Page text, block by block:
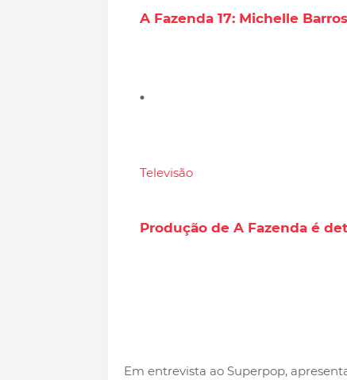
A Fazenda 17: Michelle
Televisão
Produção de A Fazenda é
Em entrevista ao Superpop,